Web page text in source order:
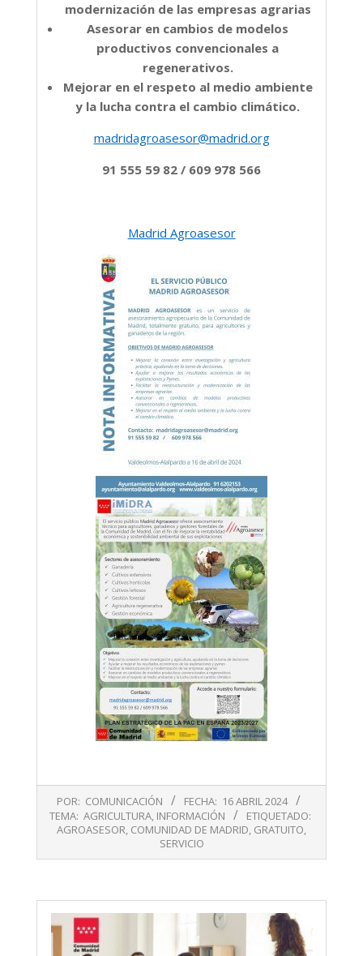
modernización de las empresas agrarias
Asesorar en cambios de modelos
productivos convencionales a
regenerativos.
Mejorar en el respeto al medio ambiente
y la lucha contra el cambio climático.
madridagroasesor@madrid.org
91 555 59 82 / 609 978 566
Madrid Agroasesor
04-
POR: COMUNICACIÓN FECHA: 16 ABRIL 2024
TEMA: AGRICULTURA, INFORMACIÓN
ETIQUETADO:
AGROASESOR, COMUNIDAD DE MADRID, GRATUITO,
SERVICIO